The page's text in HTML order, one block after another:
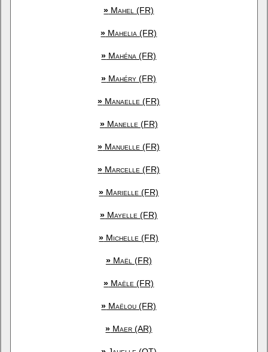
» Mahel (FR)
» Mahelia (FR)
» Mahéna (FR)
» Mahéry (FR)
» Manaelle (FR)
»Manelle (FR)
» Manuelle (FR)
» Marcelle (FR)
» Marielle (FR)
» Mayelle (FR)
» Michelle (FR)
»Maël (FR)
» Maële (FR)
» Maëlou (FR)
» Maer (AR)